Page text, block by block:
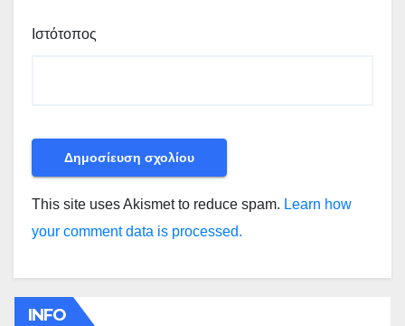
Ιστότοπος
This site uses Akismet to reduce spam. Learn how
your comment data is processed.
INFO